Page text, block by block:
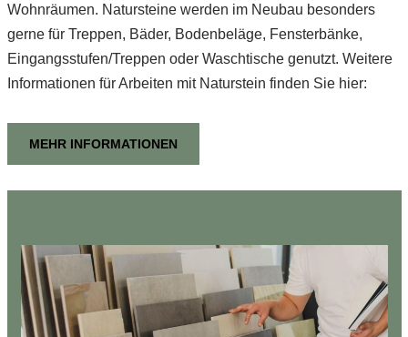
Wohnräumen. Natursteine werden im Neubau besonders
gerne für Treppen, Bäder, Bodenbeläge, Fensterbänke,
Eingangsstufen/Treppen oder Waschtische genutzt. Weitere
Informationen für Arbeiten mit Naturstein finden Sie hier:
MEHR INFORMATIONEN